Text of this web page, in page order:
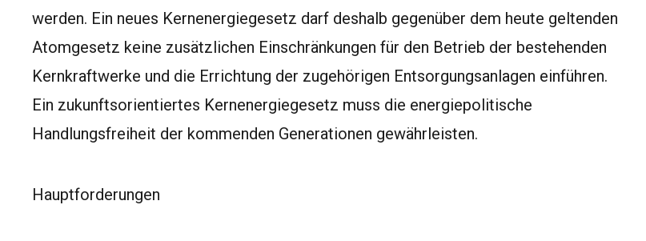
werden. Ein neues Kernenergiegesetz darf deshalb gegenüber dem heute geltenden
Atomgesetz keine zusätzlichen Einschränkungen für den Betrieb der bestehenden
Kernkraftwerke und die Errichtung der zugehörigen Entsorgungsanlagen einführen.
Ein zukunftsorientiertes Kernenergiegesetz muss die energiepolitische
Handlungsfreiheit der kommenden Generationen gewährleisten.
Hauptforderungen